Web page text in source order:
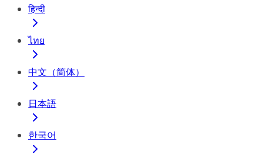
हिन्दी
ไทย
中文（简体）
日本語
한국어